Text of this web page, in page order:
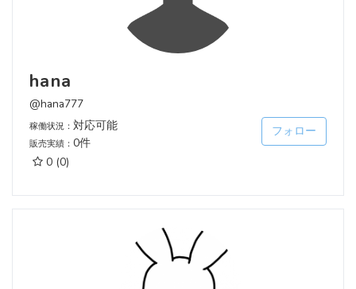
hana
@hana777
稼働状況： 対応可能
販売実績： 0件
0 (0)
フォロー